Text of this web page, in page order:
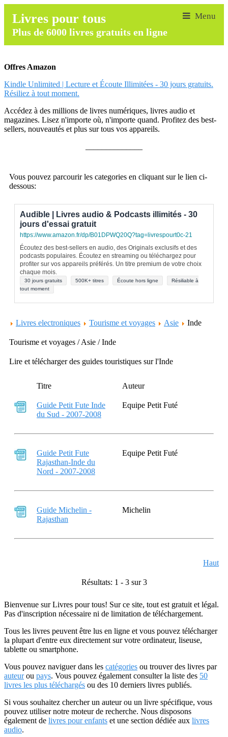
Livres pour tous
Plus de 6000 livres gratuits en ligne
Offres Amazon
Kindle Unlimited | Lecture et Écoute Illimitées - 30 jours gratuits.
Résiliez à tout moment.
Accédez à des millions de livres numériques, livres audio et
magazines. Lisez n'importe où, n'importe quand. Profitez des best-
sellers, nouveautés et plus sur tous vos appareils.
Vous pouvez parcourir les categories en cliquant sur le lien ci-
dessous:
Audible | Livres audio & Podcasts illimités - 30
jours d'essai gratuit
https://www.amazon.fr/dp/B01DPWQ20Q?tag=livrespourt0c-21
Écoutez des best-sellers en audio, des Originals exclusifs et des
podcasts populaires. Écoutez en streaming ou téléchargez pour
profiter sur vos appareils préférés. Un titre premium de votre choix
chaque mois.
30 jours gratuits 500K+ titres Écoute hors ligne
Résiliable à
tout moment
Livres electroniques Tourisme et voyages Asie Inde
Tourisme et voyages / Asie / Inde
Lire et télécharger des guides touristiques sur l'Inde
Titre Auteur
Guide Petit Fute Inde
du Sud - 2007-2008
Equipe Petit Futé
Guide Petit Fute
Rajasthan-Inde du
Nord - 2007-2008
Equipe Petit Futé
Guide Michelin -
Rajasthan
Michelin
Haut
Résultats: 1 - 3 sur 3
Bienvenue sur Livres pour tous! Sur ce site, tout est gratuit et légal.
Pas d'inscription nécessaire ni de limitation de téléchargement.
Tous les livres peuvent être lus en ligne et vous pouvez télécharger
la plupart d'entre eux directement sur votre ordinateur, liseuse,
tablette ou smartphone.
Vous pouvez naviguer dans les catégories ou trouver des livres par
auteurou pays. Vous pouvez également consulter la liste des 50
livres les plus téléchargés ou des 10 derniers livres publiés.
Si vous souhaitez chercher un auteur ou un livre spécifique, vous
pouvez utiliser notre moteur de recherche. Nous disposons
également de livres pour enfants et une section dédiée aux livres
audio.